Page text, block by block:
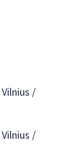
/
/